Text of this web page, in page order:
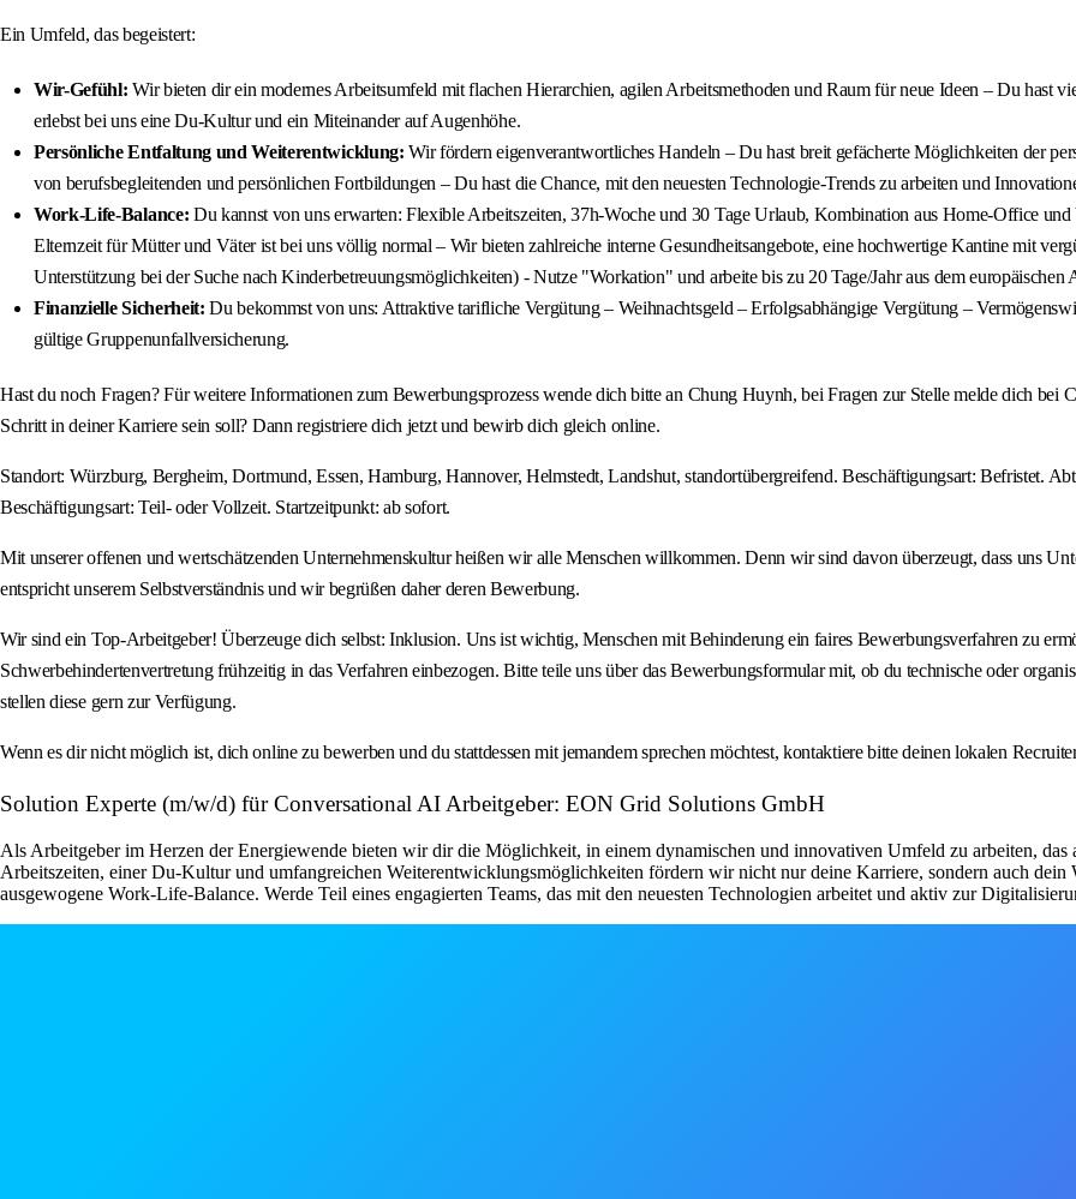
Ein Umfeld, das begeistert:
Wir-Gefühl: Wir bieten dir ein modernes Arbeitsumfeld mit flachen Hierarchien, agilen Arbeitsmethoden und Raum für neue Ideen – Du hast
erlebst bei uns eine Du-Kultur und ein Miteinander auf Augenhöhe.
Persönliche Entfaltung und Weiterentwicklung: Wir fördern eigenverantwortliches Handeln – Du hast breit gefächerte Möglichkeiten der
von berufsbegleitenden und persönlichen Fortbildungen – Du hast die Chance, mit den neuesten Technologie-Trends zu arbeiten und
Work-Life-Balance: Du kannst von uns erwarten: Flexible Arbeitszeiten, 37h-Woche und 30 Tage Urlaub, Kombination aus Home-Office
Elternzeit für Mütter und Väter ist bei uns völlig normal – Wir bieten zahlreiche interne Gesundheitsangebote, eine hochwertige Kantine mit
Unterstützung bei der Suche nach Kinderbetreuungsmöglichkeiten) - Nutze "Workation" und arbeite bis zu 20 Tage/Jahr aus dem europäischen
Finanzielle Sicherheit: Du bekommst von uns: Attraktive tarifliche Vergütung – Weihnachtsgeld – Erfolgsabhängige Vergütung –
gültige Gruppenunfallversicherung.
Hast du noch Fragen? Für weitere Informationen zum Bewerbungsprozess wende dich bitte an Chung Huynh, bei Fragen zur Stelle melde dich bei
Schritt in deiner Karriere sein soll? Dann registriere dich jetzt und bewirb dich gleich online.
Standort: Würzburg, Bergheim, Dortmund, Essen, Hamburg, Hannover, Helmstedt, Landshut, standortübergreifend. Beschäftigungsart: Befristet.
Beschäftigungsart: Teil- oder Vollzeit. Startzeitpunkt: ab sofort.
Mit unserer offenen und wertschätzenden Unternehmenskultur heißen wir alle Menschen willkommen. Denn wir sind davon überzeugt, dass uns
entspricht unserem Selbstverständnis und wir begrüßen daher deren Bewerbung.
Wir sind ein Top-Arbeitgeber! Überzeuge dich selbst: Inklusion. Uns ist wichtig, Menschen mit Behinderung ein faires Bewerbungsverfahren zu
Schwerbehindertenvertretung frühzeitig in das Verfahren einbezogen. Bitte teile uns über das Bewerbungsformular mit, ob du technische oder
stellen diese gern zur Verfügung.
Wenn es dir nicht möglich ist, dich online zu bewerben und du stattdessen mit jemandem sprechen möchtest, kontaktiere bitte deinen lokalen
Solution Experte (m/w/d) für Conversational AI Arbeitgeber: EON Grid Solutions GmbH
Als Arbeitgeber im Herzen der Energiewende bieten wir dir die Möglichkeit, in einem dynamischen und innovativen Umfeld zu arbeiten,
Arbeitszeiten, einer Du-Kultur und umfangreichen Weiterentwicklungsmöglichkeiten fördern wir nicht nur deine Karriere, sondern auch dein
ausgewogene Work-Life-Balance. Werde Teil eines engagierten Teams, das mit den neuesten Technologien arbeitet und aktiv zur